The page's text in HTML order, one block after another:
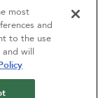
Inc.
most
and
to the use
will